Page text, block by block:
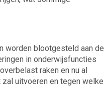
worden blootgesteld aan de
in onderwijsfuncties
raken en nu al
uitvoeren en tegen welke